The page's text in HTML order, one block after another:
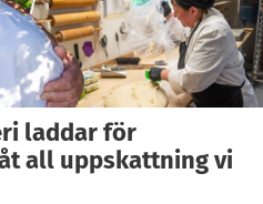
laddar för
all uppskattning vi